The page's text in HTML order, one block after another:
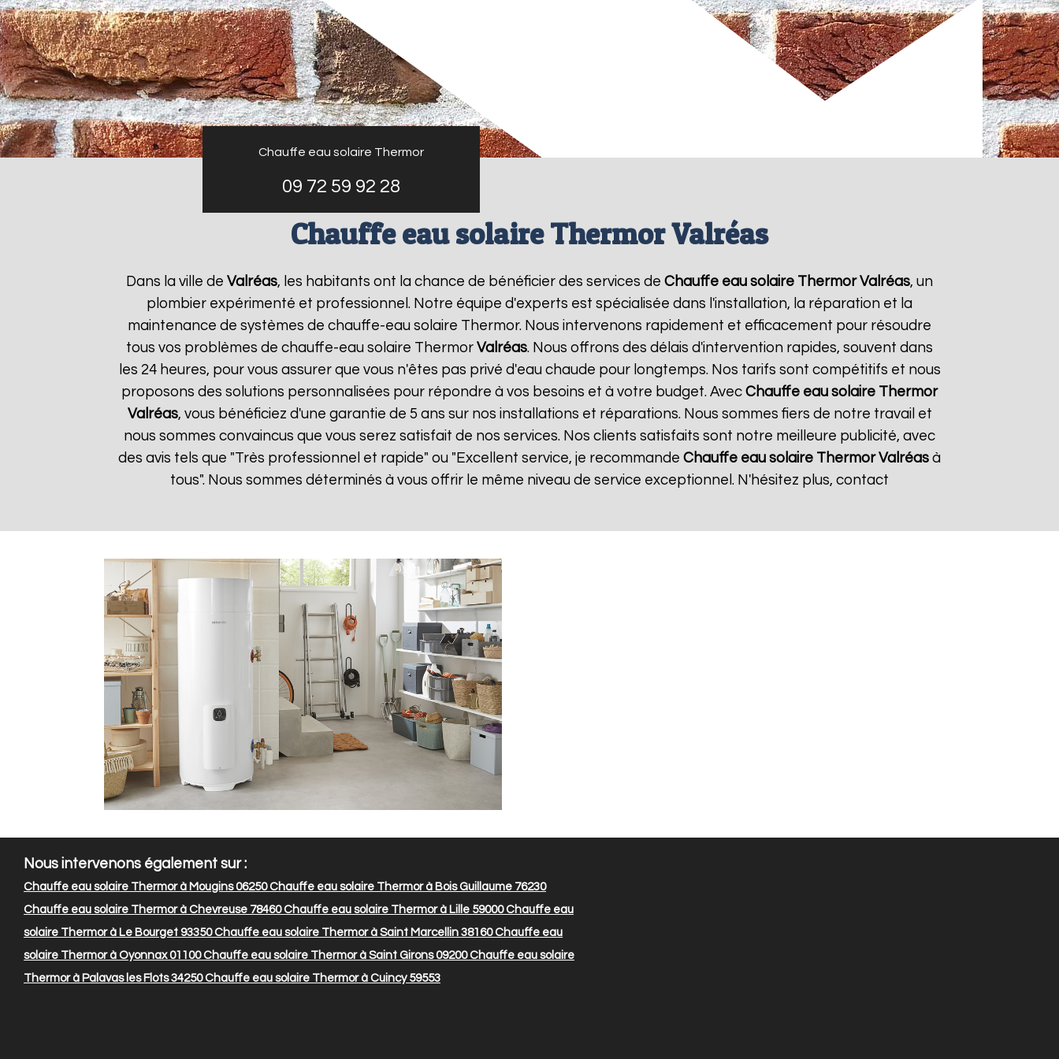
Chauffe eau solaire Thermor
09 72 59 92 28
Chauffe eau solaire Thermor Valréas
Dans la ville de Valréas, les habitants ont la chance de bénéficier des services de Chauffe eau solaire Thermor Valréas, un
plombier expérimenté et professionnel. Notre équipe d'experts est spécialisée dans l'installation, la réparation et la
maintenance de systèmes de chauffe-eau solaire Thermor. Nous intervenons rapidement et efficacement pour résoudre
tous vos problèmes de chauffe-eau solaire Thermor Valréas. Nous offrons des délais d'intervention rapides, souvent dans
les 24 heures, pour vous assurer que vous n'êtes pas privé d'eau chaude pour longtemps. Nos tarifs sont compétitifs et nous
proposons des solutions personnalisées pour répondre à vos besoins et à votre budget. Avec Chauffe eau solaire Thermor
Valréas, vous bénéficiez d'une garantie de 5 ans sur nos installations et réparations. Nous sommes fiers de notre travail et
nous sommes convaincus que vous serez satisfait de nos services. Nos clients satisfaits sont notre meilleure publicité, avec
des avis tels que "Très professionnel et rapide" ou "Excellent service, je recommande Chauffe eau solaire Thermor Valréas à
tous". Nous sommes déterminés à vous offrir le même niveau de service exceptionnel. N'hésitez plus, contact
Nous intervenons également sur :
Chauffe eau solaire Thermor à Mougins 06250Chauffe eau solaire Thermor à Bois Guillaume 76230
Chauffe eau solaire Thermor à Chevreuse 78460Chauffe eau solaire Thermor à Lille 59000Chauffe eau
solaire Thermor à Le Bourget 93350Chauffe eau solaire Thermor à Saint Marcellin 38160Chauffe eau
solaire Thermor à Oyonnax 01100Chauffe eau solaire Thermor à Saint Girons 09200Chauffe eau solaire
Thermor à Palavas les Flots 34250Chauffe eau solaire Thermor à Cuincy 59553